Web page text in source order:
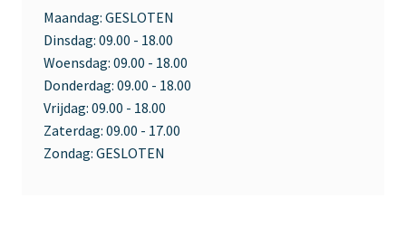
Maandag: GESLOTEN
Dinsdag: 09.00 - 18.00
Woensdag: 09.00 - 18.00
Donderdag: 09.00 - 18.00
Vrijdag: 09.00 - 18.00
Zaterdag: 09.00 - 17.00
Zondag: GESLOTEN